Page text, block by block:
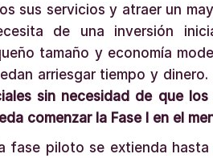
sus servicios y atraer un
de una inversión
tamaño y economía
arriesgar tiempo y dinero.
sin necesidad de que
comenzar la Fase I en el
fase piloto se extienda